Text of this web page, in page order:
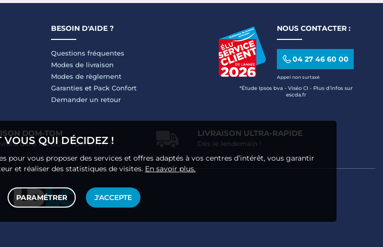
BESOIN D'AIDE ?
Questions fréquentes
Modes de livraison
Modes de règlement
Garanties et Pack Confort
Demander un retour
NOUS CONTACTER :
04 27 46 60 00
Appel non surtaxé
*Étude Ipsos bva - Viséo CI - Plus d’infos sur
escda.fr
DOM-TOM
dans les DOM-TOM en HT !
LIVRAISON ULTRA-RAPIDE
Dès le lendemain !
VOUS QUI DÉCIDEZ !
pour vous proposer des services et offres adaptés à vos centres d’intérêt, vous garantir
et réaliser des statistiques de visites. En savoir plus.
PARAMÉTRER J'ACCEPTE